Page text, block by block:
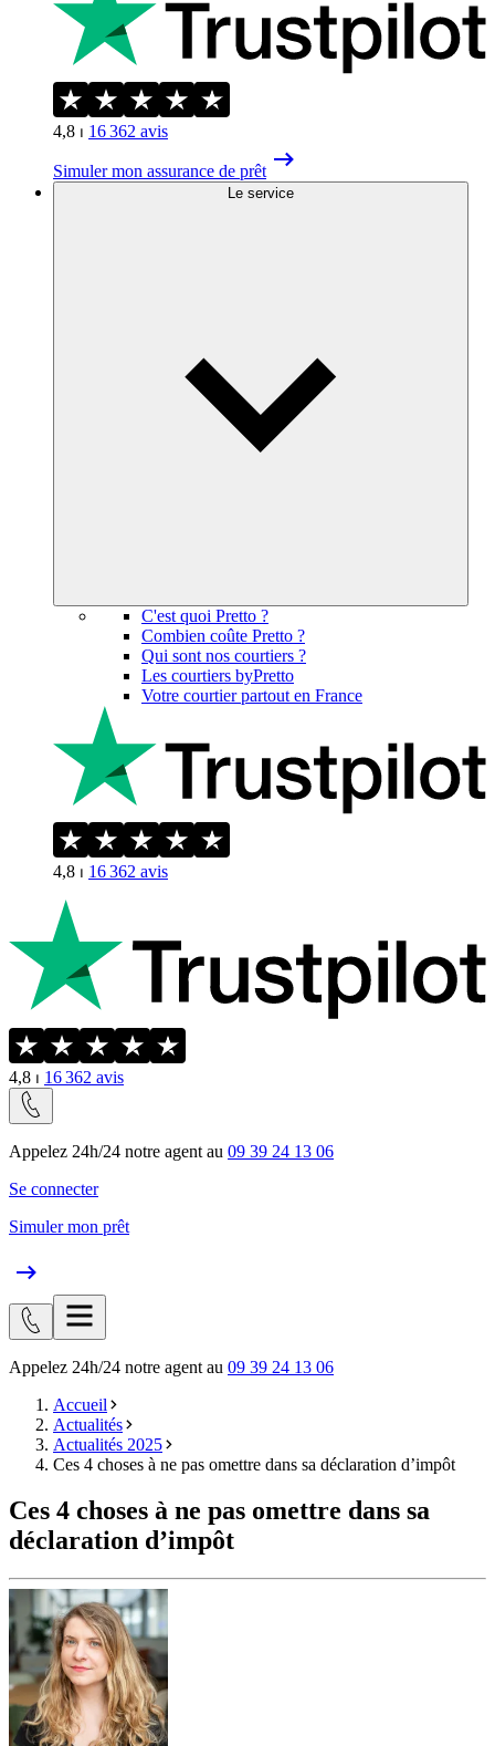
4,8 ⏐ 16 362 avis
Simuler mon assurance de prêt
Le service
C'est quoi Pretto ?
Combien coûte Pretto ?
Qui sont nos courtiers ?
Les courtiers byPretto
Votre courtier partout en France
4,8 ⏐ 16 362 avis
4,8 ⏐ 16 362 avis
Appelez 24h/24 notre agent au 09 39 24 13 06
Se connecter
Simuler mon prêt
Appelez 24h/24 notre agent au 09 39 24 13 06
Accueil
Actualités
Actualités 2025
Ces 4 choses à ne pas omettre dans sa déclaration d’impôt
Ces 4 choses à ne pas omettre dans sa
déclaration d’impôt